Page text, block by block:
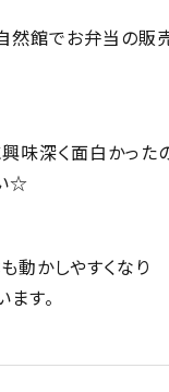
然館でお弁当の販
味深く面白かった
☆
動かしやすくなり
す。